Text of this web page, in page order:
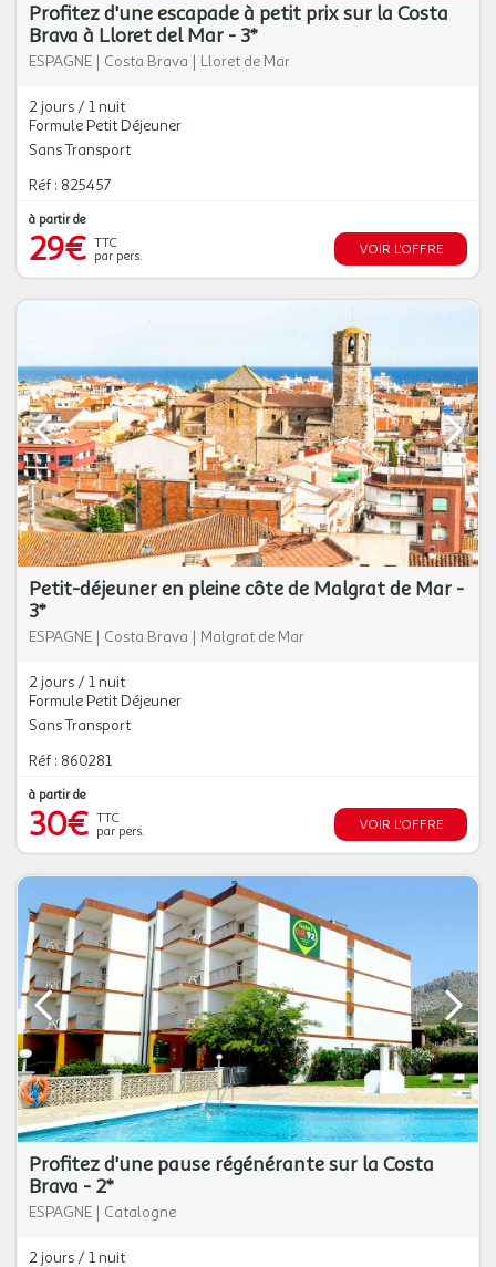
Profitez d'une escapade à petit prix sur la Costa
Brava à Lloret del Mar - 3*
ESPAGNE | Costa Brava | Lloret de Mar
2 jours / 1 nuit
Formule Petit Déjeuner
Sans Transport
Réf : 825457
à partir de
29€ TTC
par pers.
VOIR L'OFFRE
Petit-déjeuner en pleine côte de Malgrat de Mar -
3*
ESPAGNE | Costa Brava | Malgrat de Mar
2 jours / 1 nuit
Formule Petit Déjeuner
Sans Transport
Réf : 860281
à partir de
30€ TTC
par pers.
VOIR L'OFFRE
Profitez d'une pause régénérante sur la Costa
Brava - 2*
ESPAGNE | Catalogne
2 jours / 1 nuit